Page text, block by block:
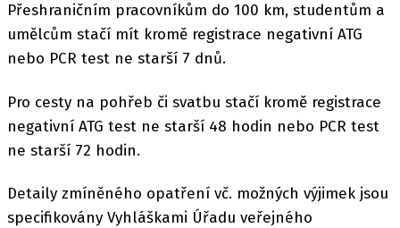
Přeshraničním pracovníkům do 100 km, studentům a
umělcům stačí mít kromě registrace negativní ATG
nebo PCR test ne starší 7 dnů.
Pro cesty na pohřeb či svatbu stačí kromě registrace
negativní ATG test ne starší 48 hodin nebo PCR test
ne starší 72 hodin.
Detaily zmíněného opatření vč. možných výjimek jsou
specifikovány Vyhláškami Úřadu veřejného